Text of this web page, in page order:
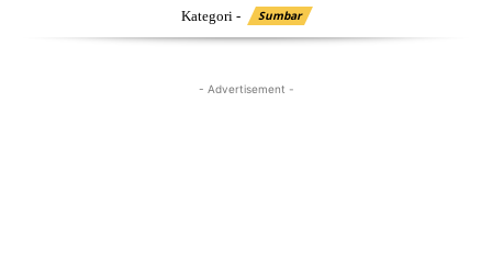
Kategori - Sumbar
- Advertisement -